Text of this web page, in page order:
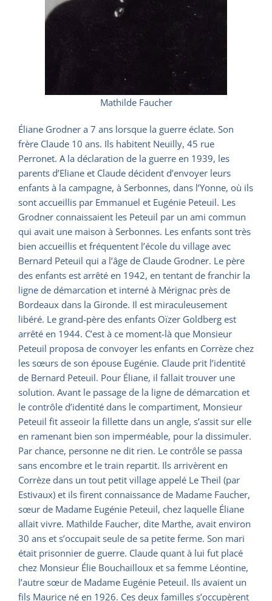
Mathilde Faucher
Éliane Grodner a 7 ans lorsque la guerre éclate. Son
frère Claude 10 ans. Ils habitent Neuilly, 45 rue
Perronet. A la déclaration de la guerre en 1939, les
parents d’Eliane et Claude décident d’envoyer leurs
enfants à la campagne, à Serbonnes, dans l’Yonne, où ils
sont accueillis par Emmanuel et Eugénie Peteuil. Les
Grodner connaissaient les Peteuil par un ami commun
qui avait une maison à Serbonnes. Les enfants sont très
bien accueillis et fréquentent l’école du village avec
Bernard Peteuil qui a l’âge de Claude Grodner. Le père
des enfants est arrêté en 1942, en tentant de franchir la
ligne de démarcation et interné à Mérignac près de
Bordeaux dans la Gironde. Il est miraculeusement
libéré. Le grand-père des enfants Oïzer Goldberg est
arrêté en 1944. C’est à ce moment-là que Monsieur
Peteuil proposa de convoyer les enfants en Corrèze chez
les sœurs de son épouse Eugénie. Claude prit l’identité
de Bernard Peteuil. Pour Éliane, il fallait trouver une
solution. Avant le passage de la ligne de démarcation et
le contrôle d’identité dans le compartiment, Monsieur
Peteuil fit asseoir la fillette dans un angle, s’assit sur elle
en ramenant bien son imperméable, pour la dissimuler.
Par chance, personne ne dit rien. Le contrôle se passa
sans encombre et le train repartit. Ils arrivèrent en
Corrèze dans un tout petit village appelé Le Theil (par
Estivaux) et ils firent connaissance de Madame Faucher,
sœur de Madame Eugénie Peteuil, chez laquelle Éliane
allait vivre. Mathilde Faucher, dite Marthe, avait environ
30 ans et s’occupait seule de sa petite ferme. Son mari
était prisonnier de guerre. Claude quant à lui fut placé
chez Monsieur Élie Bouchailloux et sa femme Léontine,
l’autre sœur de Madame Eugénie Peteuil. Ils avaient un
fils Maurice né en 1926. Ces deux familles s’occupèrent